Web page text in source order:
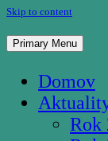
Skip to content
Pútnické miesto
Primary Menu
Domov
Rok